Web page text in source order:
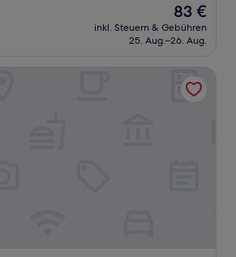
Der
Preis
beträgt
83 €
inkl. Steuern & Gebühren
25. Aug.–26. Aug.
by Red Roof St. Louis - Airport/ N